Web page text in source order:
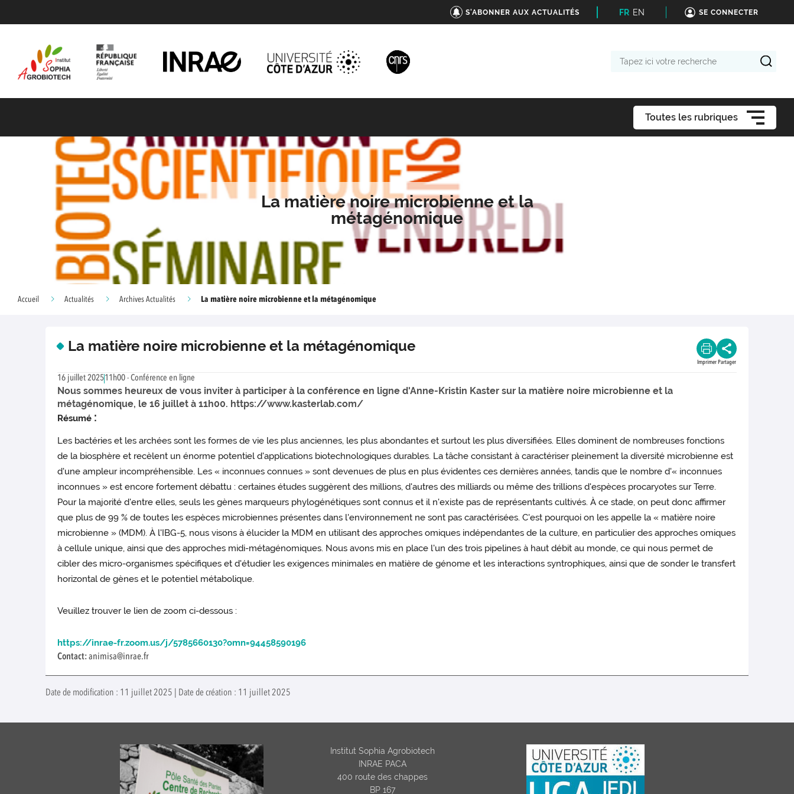
S'ABONNER AUX ACTUALITÉS FR EN SE CONNECTER
Toutes les rubriques
La matière noire microbienne et la
métagénomique
Accueil Actualités Archives Actualités La matière noire microbienne et la métagénomique
La matière noire microbienne et la métagénomique
Imprimer Partager
16 juillet 202511h00 - Conférence en ligne
Nous sommes heureux de vous inviter à participer à la conférence en ligne d'Anne-Kristin Kaster sur la matière noire microbienne et la
métagénomique, le 16 juillet à 11h00. https://www.kasterlab.com/
Résumé :
Les bactéries et les archées sont les formes de vie les plus anciennes, les plus abondantes et surtout les plus diversifiées. Elles dominent de nombreuses fonctions
de la biosphère et recèlent un énorme potentiel d'applications biotechnologiques durables. La tâche consistant à caractériser pleinement la diversité microbienne est
d'une ampleur incompréhensible. Les « inconnues connues » sont devenues de plus en plus évidentes ces dernières années, tandis que le nombre d'« inconnues
inconnues » est encore fortement débattu : certaines études suggèrent des millions, d'autres des milliards ou même des trillions d'espèces procaryotes sur Terre.
Pour la majorité d'entre elles, seuls les gènes marqueurs phylogénétiques sont connus et il n'existe pas de représentants cultivés. À ce stade, on peut donc affirmer
que plus de 99 % de toutes les espèces microbiennes présentes dans l'environnement ne sont pas caractérisées. C'est pourquoi on les appelle la « matière noire
microbienne » (MDM). À l'IBG-5, nous visons à élucider la MDM en utilisant des approches omiques indépendantes de la culture, en particulier des approches omiques
à cellule unique, ainsi que des approches midi-métagénomiques. Nous avons mis en place l'un des trois pipelines à haut débit au monde, ce qui nous permet de
cibler des micro-organismes spécifiques et d'étudier les exigences minimales en matière de génome et les interactions syntrophiques, ainsi que de sonder le transfert
horizontal de gènes et le potentiel métabolique.
Veuillez trouver le lien de zoom ci-dessous :
https://inrae-fr.zoom.us/j/5785660130?omn=94458590196
Contact:animisa@inrae.fr
Date de modification : 11 juillet 2025 | Date de création : 11 juillet 2025
Institut Sophia Agrobiotech
INRAE PACA
400 route des chappes
BP 167